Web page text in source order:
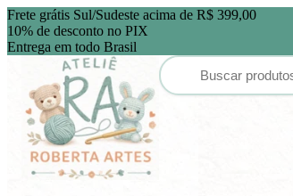
Frete grátis Sul/Sudeste acima de R$ 399,00
10% de desconto no PIX
Entrega em todo Brasil